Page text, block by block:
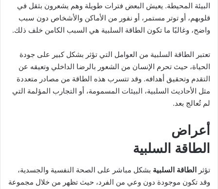
البيئة المحيطة. يعيش البعض فترات طويلة وهم يشعرون بثقل في
قلوبهم، أو توتر مستمر، أو نفور من الأماكن والأشخاص دون سبب
واضح، وغالبًا ما تكون الطاقة السلبية هي السبب الكامن خلف ذلك.
تعتبر الطاقة السلبية من العوامل التي تؤثر بشكل كبير على جودة
الحياة، حيث تحرم الإنسان من الشعور بالرضا الداخلي وتعيقه عن
التقدم وتحقيق أهدافه. وقد تتسرب هذه الطاقة من مصادر متعددة
مثل الأحاديث السلبية، البيئات المسمومة، أو التجارب المؤلمة التي
لم تُعالج بعد.
أعراض
الطاقة السلبية
تؤثر الطاقة السلبية بشكل مباشر على الصحة النفسية والجسدية،
وقد تكون موجودة دون وعي من الفرد، حيث تظهر من خلال مجموعة